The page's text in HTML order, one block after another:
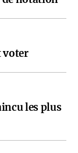
voter
les plus